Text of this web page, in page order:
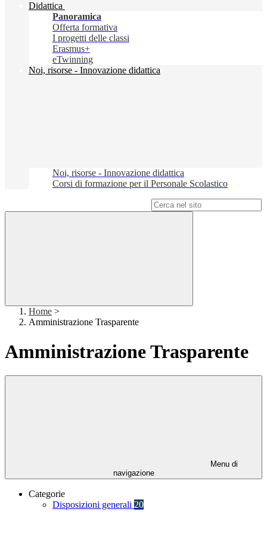
Didattica
Panoramica
Offerta formativa
I progetti delle classi
Erasmus+
eTwinning
Noi, risorse - Innovazione didattica
Noi, risorse - Innovazione didattica
Corsi di formazione per il Personale Scolastico
Home >
Amministrazione Trasparente
Amministrazione Trasparente
Menu di
navigazione
Categorie
Disposizioni generali 20